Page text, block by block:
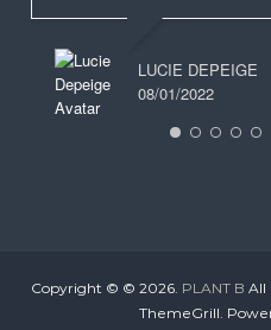
LUCIE DEPEIGE
08/01/2022
Copyright © © 2026. PLANT B All
ThemeGrill.